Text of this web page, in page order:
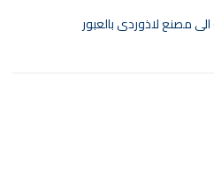
الى مصنع لاذوردى بالعبور